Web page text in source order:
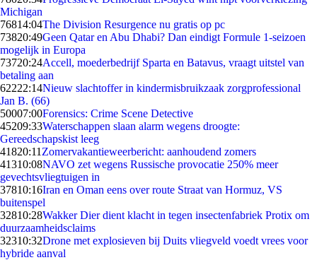
Michigan
76814:04The Division Resurgence nu gratis op pc
73820:49Geen Qatar en Abu Dhabi? Dan eindigt Formule 1-seizoen
mogelijk in Europa
73720:24Accell, moederbedrijf Sparta en Batavus, vraagt uitstel van
betaling aan
62222:14Nieuw slachtoffer in kindermisbruikzaak zorgprofessional
Jan B. (66)
50007:00Forensics: Crime Scene Detective
45209:33Waterschappen slaan alarm wegens droogte:
Gereedschapskist leeg
41820:11 Zomervakantieweerbericht: aanhoudend zomers
41310:08NAVO zet wegens Russische provocatie 250% meer
gevechtsvliegtuigen in
37810:16Iran en Oman eens over route Straat van Hormuz, VS
buitenspel
32810:28Wakker Dier dient klacht in tegen insectenfabriek Protix om
duurzaamheidsclaims
32310:32Drone met explosieven bij Duits vliegveld voedt vrees voor
hybride aanval